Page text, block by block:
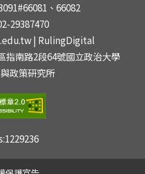
、66082
29387470
| RulingDigital
指南路2段64號國立政治大學
政策研究所
1229236